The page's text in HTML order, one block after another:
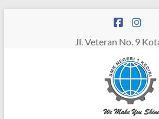
Jl. Veteran No. 9